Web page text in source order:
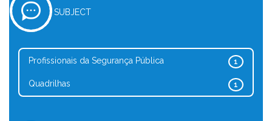
SUBJECT
1
Profissionais da Segurança Pública
1
Quadrilhas